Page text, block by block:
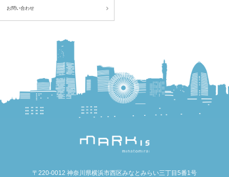
お問い合わせ
〒220-0012 神奈川県横浜市西区みなとみらい三丁目5番1号